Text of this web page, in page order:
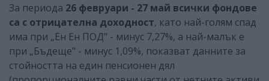
За периода 26 февруари - 27 май всички фондове
са с отрицателна доходност, като най-голям спад
има при „Ен Ен ПОД" - минус 7,27%, а най-малък е
при „Бъдеще" - минус 1,09%, показват данните за
стойността на един пенсионен дял